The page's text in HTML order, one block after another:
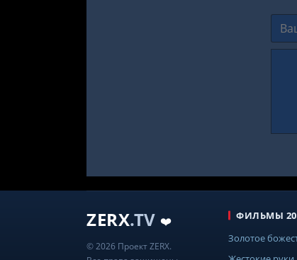
ZERX.TV ❤️
© 2026 Проект ZERX.
ФИЛЬМЫ
Золотое